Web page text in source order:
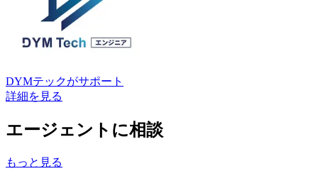
DYMテックがサポート
詳細を見る
エージェントに相談
もっと見る